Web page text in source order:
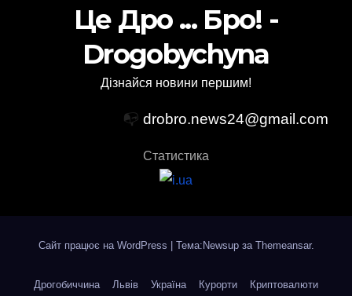
Це Дро ... Бро! -
Drogobychyna
Дізнайся новини першим!
📭 drobro.news24@gmail.com
Статистика
Сайт працює на WordPress Тема:Newsup за Themeansar.
Дрогобиччина Львів Україна Курорти Криптовалюти